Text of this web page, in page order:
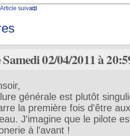
Article suivant
02/04/2011 à
générale est plutôt
la première fois d'être
J'imagine que le pilote
à l'avant !